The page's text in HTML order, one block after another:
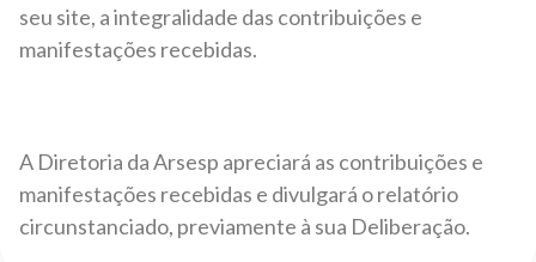
seu site, a integralidade das contribuições e
manifestações recebidas.
A Diretoria da Arsesp apreciará as contribuições e
manifestações recebidas e divulgará o relatório
circunstanciado, previamente à sua Deliberação.